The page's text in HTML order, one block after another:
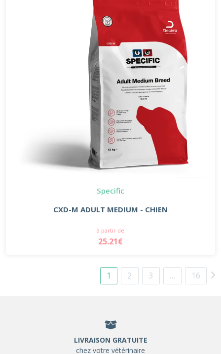
Specific
CXD-M ADULT MEDIUM - CHIEN
à partir de
25.21€
1 2 3 … 16
LIVRAISON GRATUITE
chez votre vétérinaire